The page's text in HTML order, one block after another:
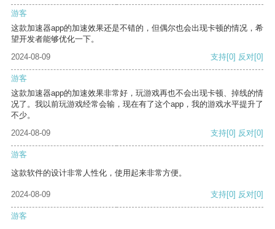
游客
这款加速器app的加速效果还是不错的，但偶尔也会出现卡顿的情况，希
望开发者能够优化一下。
2024-08-09
支持[0] 反对[0]
游客
这款加速器app的加速效果非常好，玩游戏再也不会出现卡顿、掉线的情
况了。我以前玩游戏经常会输，现在有了这个app，我的游戏水平提升了
不少。
2024-08-09
支持[0] 反对[0]
游客
这款软件的设计非常人性化，使用起来非常方便。
2024-08-09 支持[0] 反对[0]
游客